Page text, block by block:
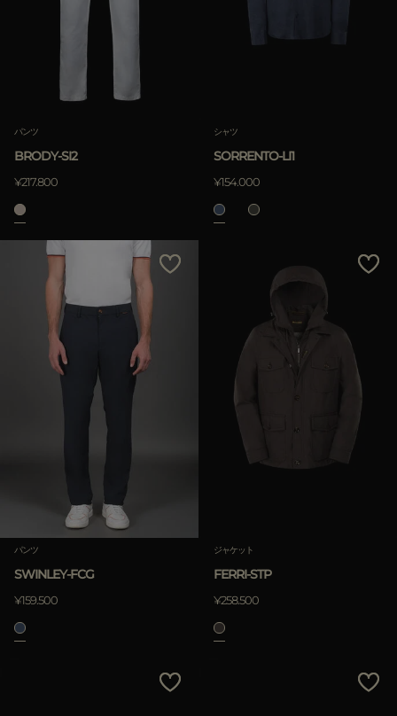
パンツ
BRODY-SI2
¥217.800
シャツ
SORRENTO-LI1
¥154.000
パンツ
SWINLEY-FCG
¥159.500
ジャケット
FERRI-STP
¥258.500